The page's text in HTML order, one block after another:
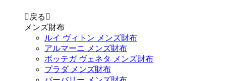
 戻る 
メンズ財布
ルイ ヴィトン メンズ財布
アルマーニ メンズ財布
ボッテガ ヴェネタ メンズ財布
プラダ メンズ財布